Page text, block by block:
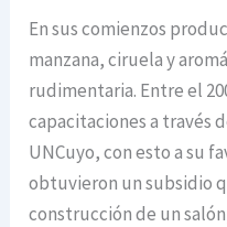
En sus comienzos
manzana, ciruela y
rudimentaria. Entre el
capacitaciones a través
UNCuyo, con esto a su
obtuvieron un subsidio
construcción de un